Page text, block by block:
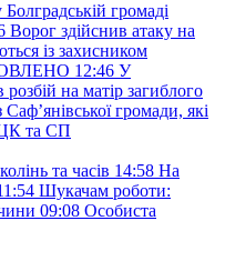
громаді
Ворог здійснив атаку на
із захисником
12:46 У
на матір загиблого
громади, які
та СП
та часів 14:58 На
Шукачам роботи:
09:08 Особиста